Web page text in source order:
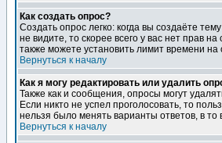
Как создать опрос?
Создать опрос легко: когда вы создаёте
не видите, то скорее всего у вас нет прав
также можете установить лимит времени
Вернуться к началу
Как я могу редактировать или удалить
Также как и сообщения, опросы могут
Если никто не успел проголосовать, то
нельзя было менять варианты ответов, в
Вернуться к началу